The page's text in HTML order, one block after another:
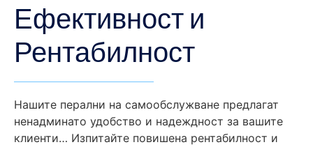
Ефективност и
Рентабилност
Нашите перални на самообслужване предлагат
ненадминато удобство и надеждност за вашите
клиенти… Изпитайте повишена рентабилност и